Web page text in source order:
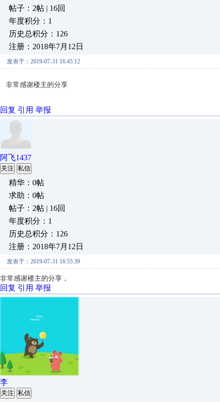
帖子：2帖 | 16回
年度积分：1
历史总积分：126
注册：2018年7月12日
发表于：2019-07-31 16:45:12
非常感谢楼主的分享
回复 引用 举报
阿飞1437
关注 私信
精华：0帖
求助：0帖
帖子：2帖 | 16回
年度积分：1
历史总积分：126
注册：2018年7月12日
发表于：2019-07-31 16:55:39
非常感谢楼主的分享，
回复 引用 举报
李
关注 私信